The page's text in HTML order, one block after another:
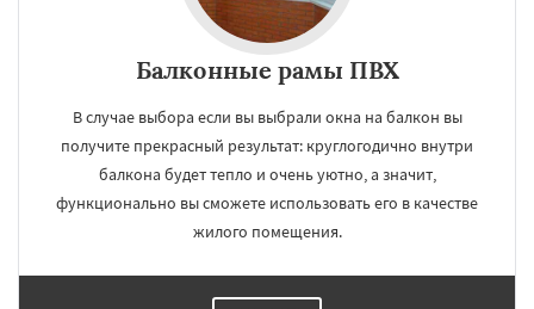
Балконные рамы ПВХ
В случае выбора если вы выбрали окна на балкон вы
получите прекрасный результат: круглогодично внутри
балкона будет тепло и очень уютно, а значит,
функционально вы сможете использовать его в качестве
жилого помещения.